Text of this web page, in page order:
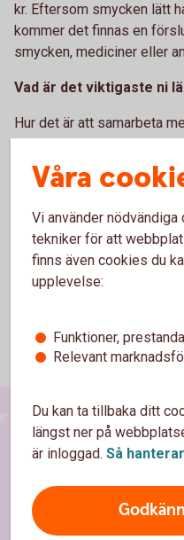
kr. Eftersom smycken lätt
kommer det finnas en
smycken, mediciner eller
Vad är det viktigaste ni
Hur det är att samarbeta
är överens. Det blir lite
mycket arbete som krävs
Våra
Vi använder
tekniker för att
finns även cookies du
upplevelse:
Funktioner,
Relevant
Du kan ta tillbaka ditt
längst ner på
är inloggad. Så
Sidfot
Hitta snabbt
Kontakta oss
Spärrhjälp